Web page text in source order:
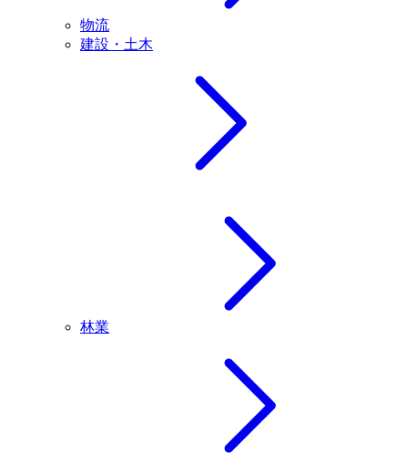
物流
建設・土木
林業